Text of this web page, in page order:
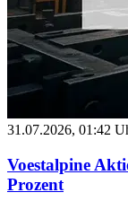
31.07.2026, 01:42
Voestalpine
Prozent